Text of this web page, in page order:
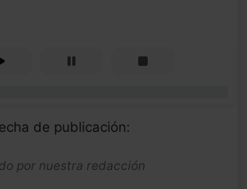
de publicación:
por nuestra redacción